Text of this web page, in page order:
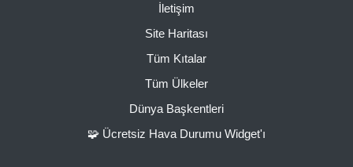
İletişim
Site Haritası
Tüm Kıtalar
Tüm Ülkeler
Dünya Başkentleri
🧩 Ücretsiz Hava Durumu Widget'ı